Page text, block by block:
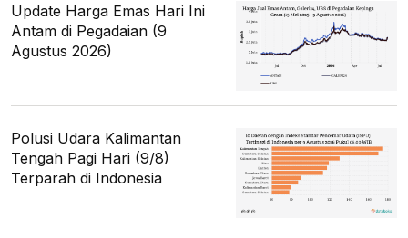
Update Harga Emas Hari Ini
Antam di Pegadaian (9
Agustus 2026)
Polusi Udara Kalimantan
Tengah Pagi Hari (9/8)
Terparah di Indonesia